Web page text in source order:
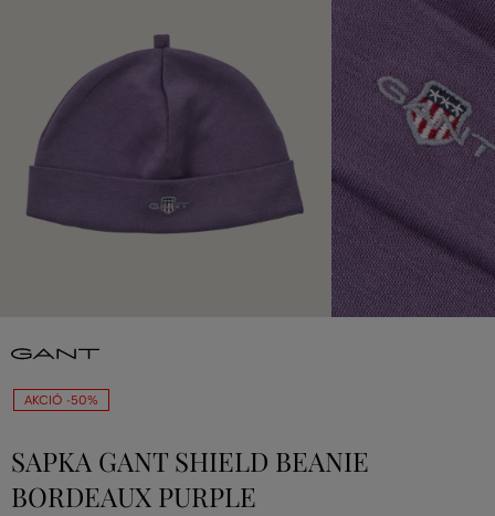
AKCIÓ -50%
SAPKA GANT SHIELD BEANIE
BORDEAUX PURPLE